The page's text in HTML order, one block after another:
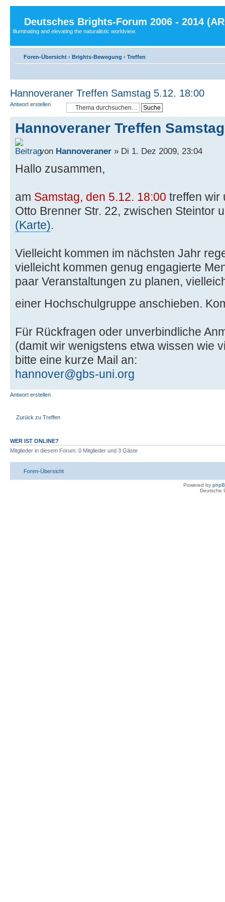
Deutsches Brights-Forum 2006 - 2014
Illuminating and elevating the naturalistic worldview.
Foren-Übersicht ‹ Brights-Bewegung ‹ Treffen
Hannoveraner Treffen Samstag 5.12. 18:00
Antwort erstellen
Hannoveraner Treffen
von Hannoveraner » Di 1. Dez 2009, 23:04
Hallo zusammen,
am Samstag, den 5.12. 18:00 treffen wir
Otto Brenner Str. 22, zwischen Steintor
(Karte).
Vielleicht kommen im nächsten Jahr
vielleicht kommen genug engagierte
paar Veranstaltungen zu planen,
einer Hochschulgruppe anschieben.
Für Rückfragen oder unverbindliche
(damit wir wenigstens etwa wissen wie
bitte eine kurze Mail an:
hannover@gbs-uni.org
Antwort erstellen
Zurück zu Treffen
WER IST ONLINE?
Mitglieder in diesem Forum: 0 Mitglieder und 3 Gäste
Foren-Übersicht
Powered by
Deutsche